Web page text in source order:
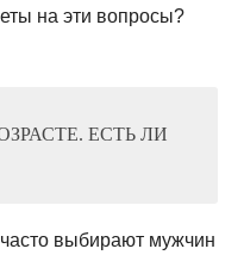
на эти вопросы?
ЕСТЬ ЛИ
выбирают мужчин